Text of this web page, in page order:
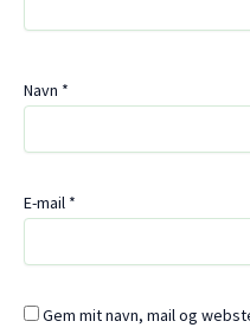
Navn *
E-mail *
Gem mit navn, mail og